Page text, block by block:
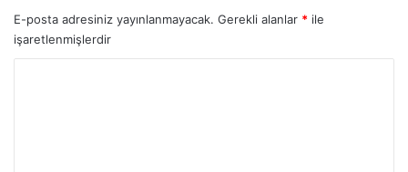
E-posta adresiniz yayınlanmayacak. Gerekli alanlar * ile
işaretlenmişlerdir